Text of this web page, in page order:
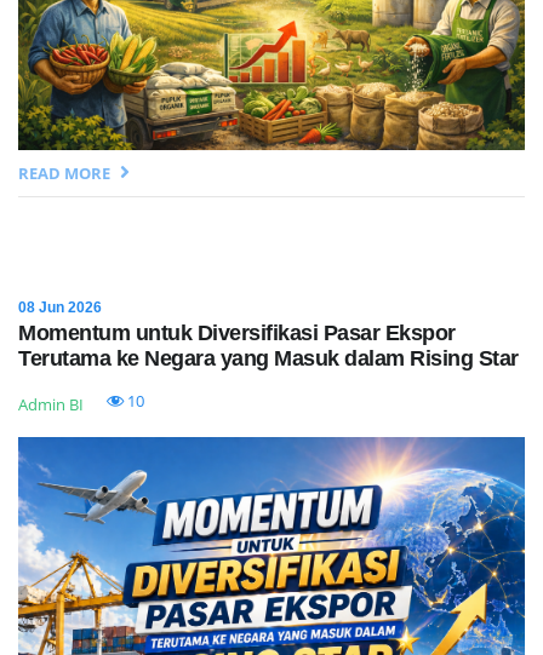
READ MORE
08 Jun 2026
Momentum untuk Diversifikasi Pasar Ekspor
Terutama ke Negara yang Masuk dalam Rising Star
Admin BI 10